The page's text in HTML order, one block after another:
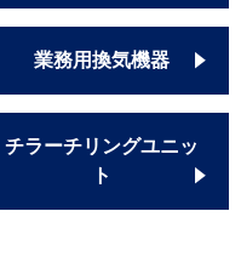
業務用換気機器
チラーチリングユニッ
ト